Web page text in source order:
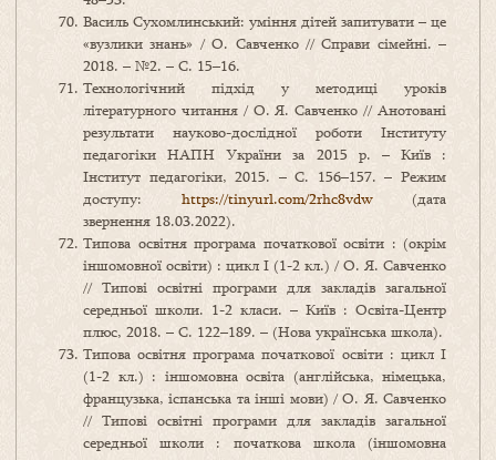
Василь Сухомлинський: уміння дітей запитувати – це
«вузлики знань» / О. Савченко // Справи сімейні. –
2018. – №2. – С. 15–16.
Технологічний підхід у методиці уроків
літературного читання / О. Я. Савченко // Анотовані
результати науково-дослідної роботи Інституту
педагогіки НАПН України за 2015 р. – Київ :
Інститут педагогіки, 2015. – С. 156–157. – Режим
доступу: https://tinyurl.com/2rhc8vdw(дата
звернення 18.03.2022).
Типова освітня програма початкової освіти : (окрім
іншомовної освіти) : цикл І (1-2 кл.) / О. Я. Савченко
// Типові освітні програми для закладів загальної
середньої школи. 1-2 класи. – Київ : Освіта-Центр
плюс, 2018. – С. 122–189. – (Нова українська школа).
Типова освітня програма початкової освіти : цикл І
(1-2 кл.) : іншомовна освіта (англійська, німецька,
французька, іспанська та інші мови) / О. Я. Савченко
// Типові освітні програми для закладів загальної
середньої школи : початкова школа (іншомовна